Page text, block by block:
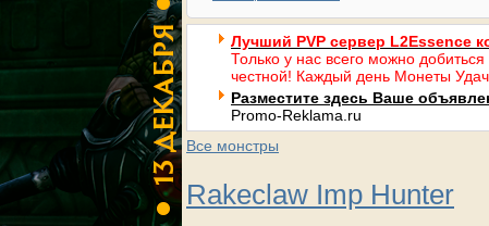
Лучший PVP сервер L2Essence
Только у нас всего можно
честной! Каждый день Монеты
Разместите здесь Ваше
Promo-Reklama.ru
Все монстры
Rakeclaw Imp Hunter